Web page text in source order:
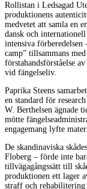
Rollistan i Ledsagad
produktionens
medvetet att samla en
dansk och
intensiva förberedelsen
camp” tillsammans
förstahandsförståelse
vid fängelseliv.
Paprika Steens
en standard för
W. Berthelsen ägnade
mötte
engagemang lyfte
De skandinaviska
Floberg – förde inte
tillvägagångssätt till
produktionen ett lager
straff och rehabilitering